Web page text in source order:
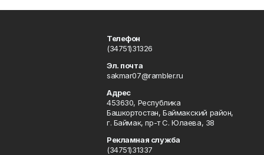
Телефон
(34751)31326
Эл. почта
sakmar07@rambler.ru
Адрес
453630, Республика
Башкортостан, Баймакский район,
г. Баймак, пр-т С. Юлаева, 38
Рекламная служба
(34751)31337